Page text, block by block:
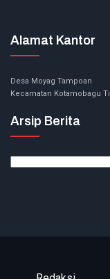
Alamat Kantor
Desa Moyag Tampoan
Kecamatan Kotamobagu
Arsip Berita